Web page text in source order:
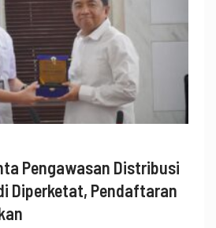
Pengawasan Distribusi
Diperketat, Pendaftaran